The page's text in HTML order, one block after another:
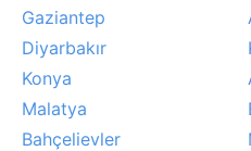
Gaziantep
Diyarbakır
Konya
Malatya
Bahçelievler